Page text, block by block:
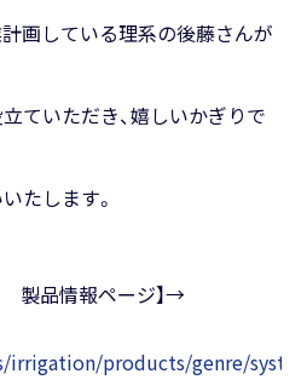
画している理系の後藤さんが
ていただき、嬉しいかぎりで
たします。
製品情報ページ】→
irrigation/products/genre/